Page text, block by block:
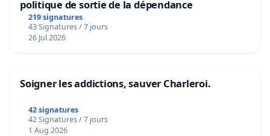
politique de sortie de la dépendance
219 signatures
43 Signatures / 7 jours
26 Jul 2026
Soigner les addictions, sauver Charleroi.
42 signatures
42 Signatures / 7 jours
1 Aug 2026